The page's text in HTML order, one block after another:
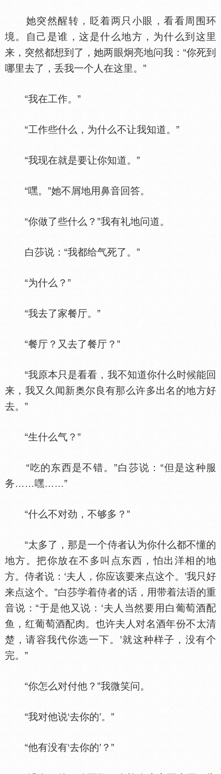
她突然醒转，眨着两只小眼，看看周围环
境。自己是谁，这是什么地方，为什么到这里
来，突然都想到了，她两眼炯亮地问我：“你死到
哪里去了，丢我一个人在这里。”
“我在工作。”
“工作些什么，为什么不让我知道。”
“我现在就是要让你知道。”
“嘿。”她不屑地用鼻音回答。
“你做了些什么？”我有礼地问道。
白莎说：“我都给气死了。”
“为什么？”
“我去了家餐厅。”
“餐厅？又去了餐厅？”
“我原本只是看看，我不知道你什么时候能回
来，我又久闻新奥尔良有那么许多出名的地方好
去。”
“生什么气？”
“吃的东西是不错。”白莎说：“但是这种服
务……嘿……”
“什么不对劲，不够多？”
“太多了，那是一个侍者认为你什么都不懂的
地方。把你放在不多叫点东西，怕出洋相的地
方。侍者说：‘夫人，你应该要来点这个。’我只好
来点这个。”白莎学着侍者的话，用带着法语的重
音说：“于是他又说：‘夫人当然要用白葡萄酒配
鱼，红葡萄酒配肉。也许夫人对名酒年份不太清
楚，请容我代你选一下。’就这种样子，没有个
完。”
“你怎么对付他？”我微笑问。
“我对他说‘去你的’。”
“他有没有‘去你的’？”